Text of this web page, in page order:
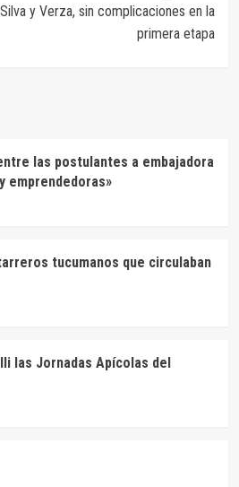
y Verza, sin complicaciones en la
primera etapa
las postulantes a embajadora
emprendedoras»
tucumanos que circulaban
las Jornadas Apícolas del